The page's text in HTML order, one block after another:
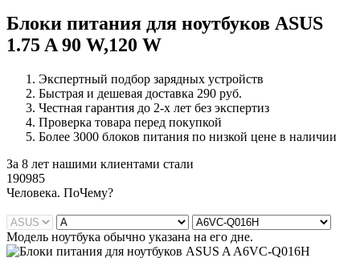
Блоки питания для ноутбуков ASUS
1.75 A 90 W,120 W
Экспертный подбор зарядных устройств
Быстрая и дешевая доставка 290 руб.
Честная гарантия до 2-х лет без экспертиз
Проверка товара перед покупкой
Более 3000 блоков питания по низкой цене в наличии
За 8 лет нашими клиентами стали
190985
Человека. ПоЧему?
Модель ноутбука обычно указана на его дне.